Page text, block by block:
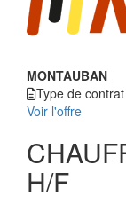
MONTAUBAN
Type de
Voir l'offre
H/F